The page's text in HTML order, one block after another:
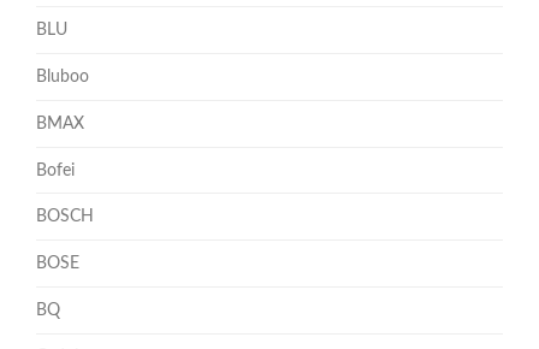
BLU
Bluboo
BMAX
Bofei
BOSCH
BOSE
BQ